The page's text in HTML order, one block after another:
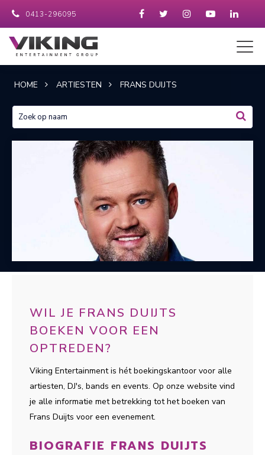
0413-296095
HOME ARTIESTEN FRANS DUIJTS
WIL JE FRANS DUIJTS
BOEKEN VOOR EEN
OPTREDEN?
Viking Entertainment is hét boekingskantoor voor alle
artiesten, DJ's, bands en events. Op onze website vind
je alle informatie met betrekking tot het boeken van
Frans Duijts voor een evenement.
BIOGRAFIE FRANS DUIJTS